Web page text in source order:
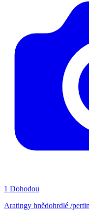
1 Dohodou
Aratingy hnědohrdlé /